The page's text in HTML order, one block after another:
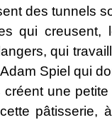
des tunnels
qui creusent,
qui
Spiel qui
une
pâtisserie,